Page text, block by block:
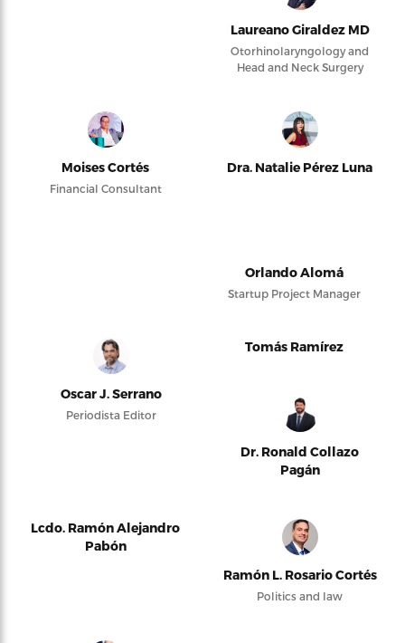
Laureano Giraldez MD
Otorhinolaryngology and
Head and Neck Surgery
Moises Cortés
Financial Consultant
Dra. Natalie Pérez Luna
Orlando Alomá
Startup Project Manager
Oscar J. Serrano
Periodista Editor
Tomás Ramírez
Dr. Ronald Collazo
Pagán
Lcdo. Ramón Alejandro
Pabón
Ramón L. Rosario Cortés
Politics and law